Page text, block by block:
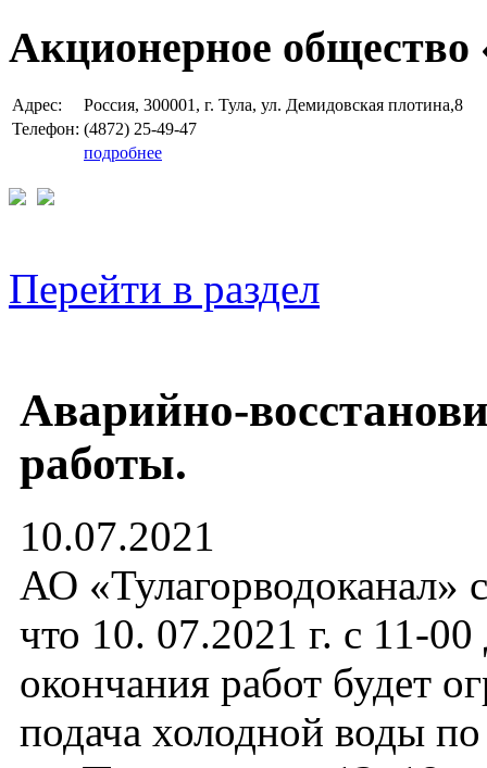
Акционерное общество
Адрес:
Россия, 300001, г. Тула, ул. Демидовская плотина,8
Телефон: (4872) 25-49-47
подробнее
Перейти в раздел
Аварийно-
работы.
10.07.2021
АО «Тулагорводоканал»
что 10. 07.2021 г. с 11-00
окончания работ будет
подача холодной воды